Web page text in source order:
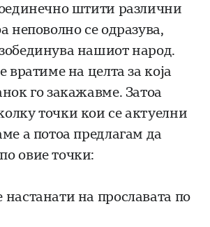
штити различни
неповолно се одразува,
нашиот народ.
вратиме на целта за која
го закажавме. Затоа
точки кои се актуелни
а потоа предлагам да
овие точки:
на прославата по